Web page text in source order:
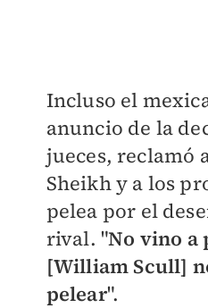
Incluso el
anuncio de la
jueces, reclamó
Sheikh y a los
pelea por el
rival. "No vino a
[William Scull]
pelear".